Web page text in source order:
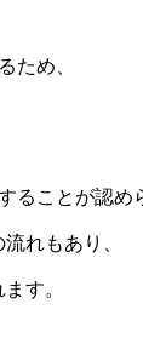
ため、
ることが認め
れもあり、
す。